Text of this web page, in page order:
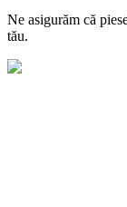
Ne asigurăm că
tău.